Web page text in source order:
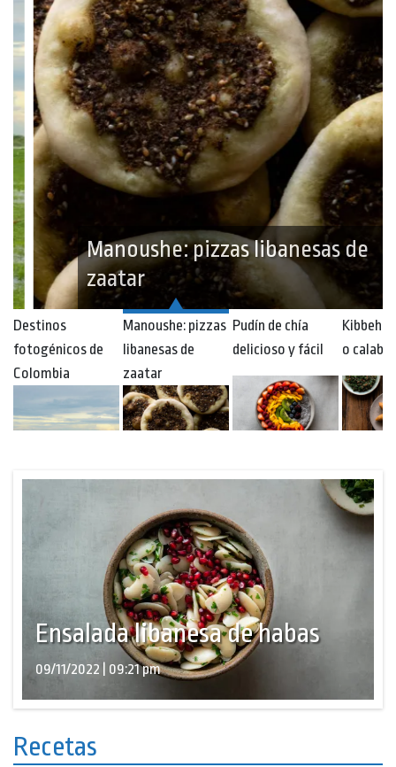
Manoushe: pizzas libanesas de
zaatar
Destinos
fotogénicos de
Colombia
Manoushe: pizzas
libanesas de
zaatar
Pudín de chía
delicioso y fácil
Kibbeh
o
Ensalada libanesa de habas
09/11/2022 | 09:21 pm
Recetas